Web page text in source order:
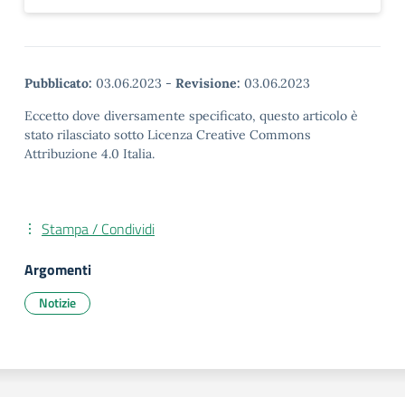
Pubblicato: 03.06.2023 - Revisione: 03.06.2023
Eccetto dove diversamente specificato, questo articolo è
stato rilasciato sotto Licenza Creative Commons
Attribuzione 4.0 Italia.
Stampa / Condividi
Argomenti
Notizie